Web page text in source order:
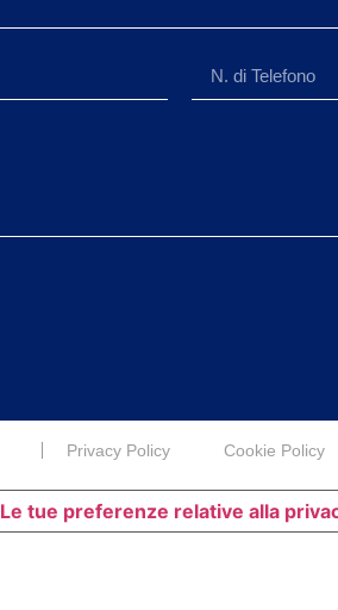
Privacy Policy Cookie Policy
Le tue preferenze relative alla